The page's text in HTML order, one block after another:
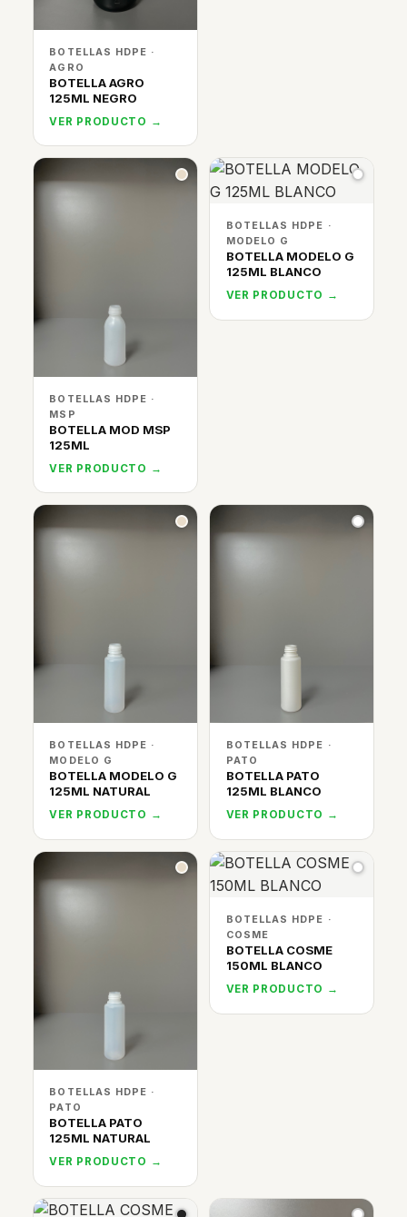
BOTELLAS HDPE ·
AGRO
BOTELLA AGRO
125ML NEGRO
VER PRODUCTO →
BOTELLAS HDPE ·
MSP
BOTELLA MOD MSP
125ML
VER PRODUCTO →
BOTELLAS HDPE ·
MODELO G
BOTELLA MODELO G
125ML BLANCO
VER PRODUCTO →
BOTELLAS HDPE ·
MODELO G
BOTELLA MODELO G
125ML NATURAL
VER PRODUCTO →
BOTELLAS HDPE ·
PATO
BOTELLA PATO
125ML BLANCO
VER PRODUCTO →
BOTELLAS HDPE ·
PATO
BOTELLA PATO
125ML NATURAL
VER PRODUCTO →
BOTELLAS HDPE ·
COSME
BOTELLA COSME
150ML BLANCO
VER PRODUCTO →